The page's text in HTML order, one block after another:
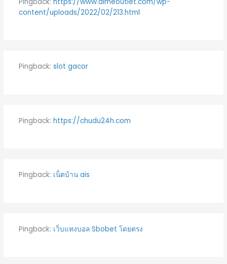
content/uploads/2022/02/213.html
Pingback: slot gacor
Pingback: https://chudu24h.com
Pingback: เน็ตบ้าน ais
Pingback: เว็บแทงบอล Sbobet โดยตรง